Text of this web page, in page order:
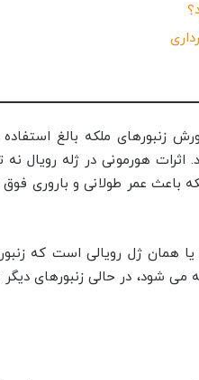
زنبورهای ملکه بالغ
هورمونی در ژله رویال نه
باعث عمر طولانی و باروری
همان ژل رویالی است که
می شود، در حالی زنبورهای